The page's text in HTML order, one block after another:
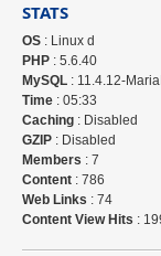
STATS
OS : Linux d
PHP : 5.6.40
MySQL : 11.4.12-
Time : 05:33
Caching : Disabled
GZIP : Disabled
Members : 7
Content : 786
Web Links : 74
Content View Hits :